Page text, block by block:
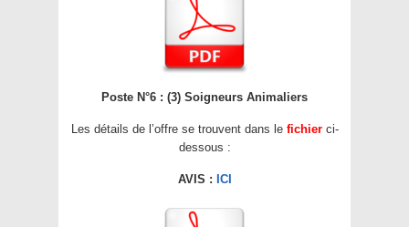
Poste N°6 : (3) Soigneurs Animaliers
Les détails de l’offre se trouvent dans le fichier ci-
dessous :
AVIS : ICI